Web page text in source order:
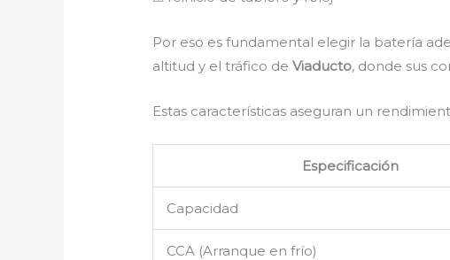
Por eso es fundamental elegir la batería
altitud y el tráfico deViaducto, donde sus
Estas características aseguran un
Especificación
Capacidad
CCA (Arranque en frío)